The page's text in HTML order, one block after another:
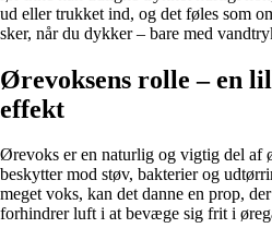
ud eller trukket ind, og det føles som
sker, når du dykker – bare med
Ørevoksens rolle – en
effekt
Ørevoks er en naturlig og vigtig del af
beskytter mod støv, bakterier og
meget voks, kan det danne en prop,
forhindrer luft i at bevæge sig frit i